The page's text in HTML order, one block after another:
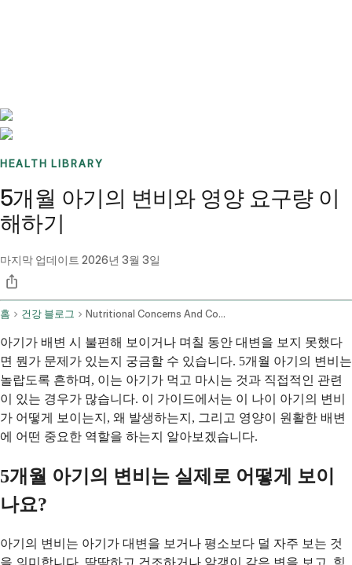
HEALTH LIBRARY
5개월 아기의 변비와 영양 요구량 이
해하기
마지막 업데이트 2026년 3월 3일
홈 건강 블로그 Nutritional Concerns And Constipation In A 5 Month Old Infant
아기가 배변 시 불편해 보이거나 며칠 동안 대변을 보지 못했다
면 뭔가 문제가 있는지 궁금할 수 있습니다. 5개월 아기의 변비는
놀랍도록 흔하며, 이는 아기가 먹고 마시는 것과 직접적인 관련
이 있는 경우가 많습니다. 이 가이드에서는 이 나이 아기의 변비
가 어떻게 보이는지, 왜 발생하는지, 그리고 영양이 원활한 배변
에 어떤 중요한 역할을 하는지 알아보겠습니다.
5개월 아기의 변비는 실제로 어떻게 보이
나요?
아기의 변비는 아기가 대변을 보거나 평소보다 덜 자주 보는 것
을 의미합니다. 딱딱하고 건조하거나 알갱이 같은 변을 보고, 힘